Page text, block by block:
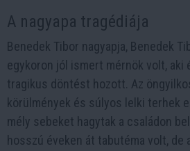
A nagyapa tragédiája
Benedek Tibor nagyapja, Benedek
egykoron jól ismert mérnök volt, aki
tragikus döntést hozott. Az
körülmények és súlyos lelki terhek
mély sebeket hagytak a családon
hosszú éveken át tabutéma volt, de